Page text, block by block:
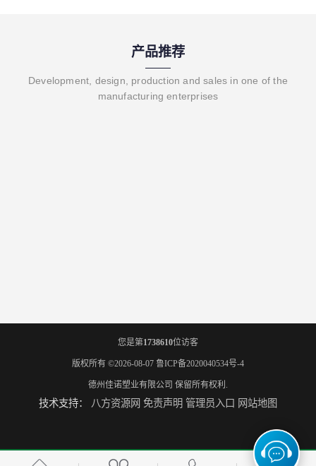
产品推荐
Development, design, production and sales in one of the
manufacturing enterprises
您是第1738610位访客
版权所有 ©2026-08-07 鲁ICP备2020040534号-4
德州佳诺塑业有限公司 保留所有权利.
技术支持： 八方资源网 免责声明 管理员入口 网站地图